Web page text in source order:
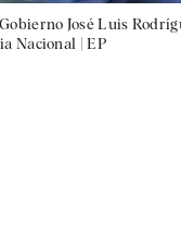
José Luis
Nacional |EP